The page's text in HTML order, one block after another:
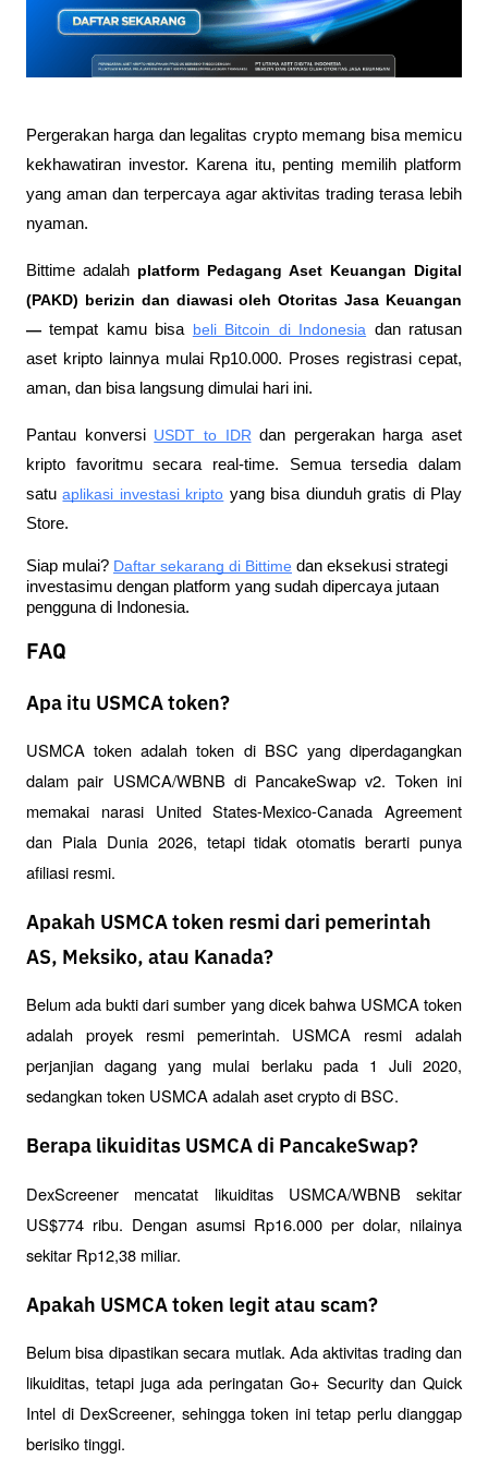
Pergerakan harga dan legalitas crypto memang bisa memicu
kekhawatiran investor. Karena itu, penting memilih platform
yang aman dan terpercaya agar aktivitas trading terasa lebih
nyaman.
Bittime adalah platform Pedagang Aset Keuangan Digital
(PAKD) berizin dan diawasi oleh Otoritas Jasa Keuangan
— tempat kamu bisa beli Bitcoin di Indonesia dan ratusan
aset kripto lainnya mulai Rp10.000. Proses registrasi cepat,
aman, dan bisa langsung dimulai hari ini.
Pantau konversi USDT to IDR dan pergerakan harga aset
kripto favoritmu secara real-time. Semua tersedia dalam
satu aplikasi investasi kripto yang bisa diunduh gratis di Play
Store.
Siap mulai? Daftar sekarang di Bittime dan eksekusi strategi
investasimu dengan platform yang sudah dipercaya jutaan
pengguna di Indonesia.
FAQ
Apa itu USMCA token?
USMCA token adalah token di BSC yang diperdagangkan
dalam pair USMCA/WBNB di PancakeSwap v2. Token ini
memakai narasi United States-Mexico-Canada Agreement
dan Piala Dunia 2026, tetapi tidak otomatis berarti punya
afiliasi resmi.
Apakah USMCA token resmi dari pemerintah
AS, Meksiko, atau Kanada?
Belum ada bukti dari sumber yang dicek bahwa USMCA token
adalah proyek resmi pemerintah. USMCA resmi adalah
perjanjian dagang yang mulai berlaku pada 1 Juli 2020,
sedangkan token USMCA adalah aset crypto di BSC.
Berapa likuiditas USMCA di PancakeSwap?
DexScreener mencatat likuiditas USMCA/WBNB sekitar
US$774 ribu. Dengan asumsi Rp16.000 per dolar, nilainya
sekitar Rp12,38 miliar.
Apakah USMCA token legit atau scam?
Belum bisa dipastikan secara mutlak. Ada aktivitas trading dan
likuiditas, tetapi juga ada peringatan Go+ Security dan Quick
Intel di DexScreener, sehingga token ini tetap perlu dianggap
berisiko tinggi.